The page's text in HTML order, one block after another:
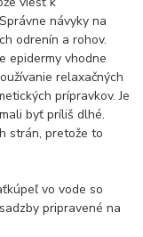
návyky na
odrenín a rohov.
epidermy vhodne
relaxačných
prípravkov. Je
byť príliš dlhé.
strán, pretože to
vo vode so
pripravené na